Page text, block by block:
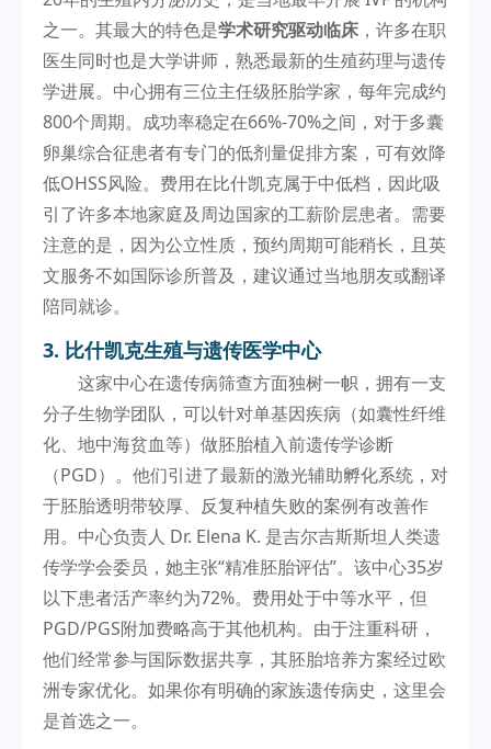
之一。其最大的特色是学术研究驱动临床，许多在职
医生同时也是大学讲师，熟悉最新的生殖药理与遗传
学进展。中心拥有三位主任级胚胎学家，每年完成约
800个周期。成功率稳定在66%-70%之间，对于多囊
卵巢综合征患者有专门的低剂量促排方案，可有效降
低OHSS风险。费用在比什凯克属于中低档，因此吸
引了许多本地家庭及周边国家的工薪阶层患者。需要
注意的是，因为公立性质，预约周期可能稍长，且英
文服务不如国际诊所普及，建议通过当地朋友或翻译
陪同就诊。
3. 比什凯克生殖与遗传医学中心
这家中心在遗传病筛查方面独树一帜，拥有一支
分子生物学团队，可以针对单基因疾病（如囊性纤维
化、地中海贫血等）做胚胎植入前遗传学诊断
（PGD）。他们引进了最新的激光辅助孵化系统，对
于胚胎透明带较厚、反复种植失败的案例有改善作
用。中心负责人 Dr. Elena K. 是吉尔吉斯斯坦人类遗
传学学会委员，她主张“精准胚胎评估”。该中心35岁
以下患者活产率约为72%。费用处于中等水平，但
PGD/PGS附加费略高于其他机构。由于注重科研，
他们经常参与国际数据共享，其胚胎培养方案经过欧
洲专家优化。如果你有明确的家族遗传病史，这里会
是首选之一。